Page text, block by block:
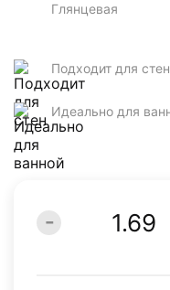
Глянцевая
Подходит для стен
Идеально для